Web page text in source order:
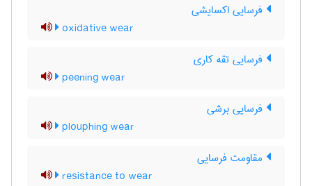
فرسایی اکسایشی
oxidative wear
فرسایی تقه کاری
peening wear
فرسایی برشی
plouphing wear
مقاومت فرسایی
resistance to wear